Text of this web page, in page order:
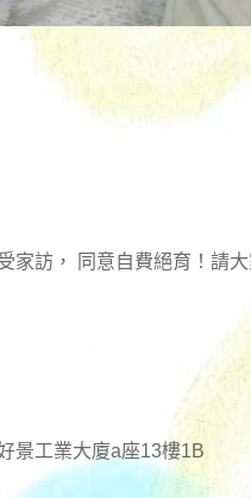
家訪， 同意自費絕育！請
景工業大廈a座13樓1B